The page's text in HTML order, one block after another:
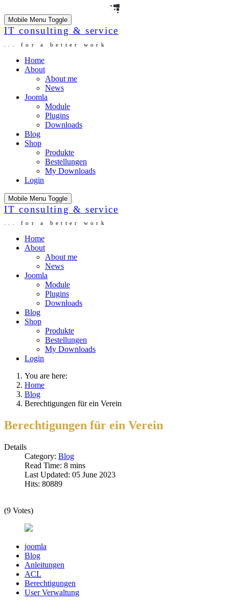
Mobile Menu Toggle
IT consulting & service
... for a better work
Home
About
About me
News
Joomla
Module
Plugins
Downloads
Blog
Shop
Produkte
Bestellungen
My Downloads
Login
Mobile Menu Toggle
IT consulting & service
... for a better work
Home
About
About me
News
Joomla
Module
Plugins
Downloads
Blog
Shop
Produkte
Bestellungen
My Downloads
Login
You are here:
Home
Blog
Berechtigungen für ein Verein
Berechtigungen für ein Verein
Details
Category: Blog
Read Time: 8 mins
Last Updated: 05 June 2023
Hits: 80889
(9 Votes)
joomla
Blog
Anleitungen
ACL
Berechtigungen
User Verwaltung